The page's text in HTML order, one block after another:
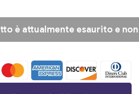
è attualmente esaurito e